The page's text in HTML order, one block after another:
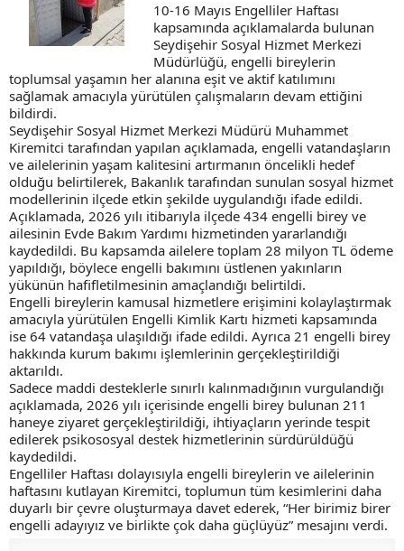
10-16 Mayıs Engelliler Haftası
kapsamında açıklamalarda bulunan
Seydişehir Sosyal Hizmet Merkezi
Müdürlüğü, engelli bireylerin
toplumsal yaşamın her alanına eşit ve aktif katılımını
sağlamak amacıyla yürütülen çalışmaların devam ettiğini
bildirdi.
Seydişehir Sosyal Hizmet Merkezi Müdürü Muhammet
Kiremitci tarafından yapılan açıklamada, engelli vatandaşların
ve ailelerinin yaşam kalitesini artırmanın öncelikli hedef
olduğu belirtilerek, Bakanlık tarafından sunulan sosyal hizmet
modellerinin ilçede etkin şekilde uygulandığı ifade edildi.
Açıklamada, 2026 yılı itibarıyla ilçede 434 engelli birey ve
ailesinin Evde Bakım Yardımı hizmetinden yararlandığı
kaydedildi. Bu kapsamda ailelere toplam 28 milyon TL ödeme
yapıldığı, böylece engelli bakımını üstlenen yakınların
yükünün hafifletilmesinin amaçlandığı belirtildi.
Engelli bireylerin kamusal hizmetlere erişimini kolaylaştırmak
amacıyla yürütülen Engelli Kimlik Kartı hizmeti kapsamında
ise 64 vatandaşa ulaşıldığı ifade edildi. Ayrıca 21 engelli birey
hakkında kurum bakımı işlemlerinin gerçekleştirildiği
aktarıldı.
Sadece maddi desteklerle sınırlı kalınmadığının vurgulandığı
açıklamada, 2026 yılı içerisinde engelli birey bulunan 211
haneye ziyaret gerçekleştirildiği, ihtiyaçların yerinde tespit
edilerek psikososyal destek hizmetlerinin sürdürüldüğü
kaydedildi.
Engelliler Haftası dolayısıyla engelli bireylerin ve ailelerinin
haftasını kutlayan Kiremitci, toplumun tüm kesimlerini daha
duyarlı bir çevre oluşturmaya davet ederek, “Her birimiz birer
engelli adayıyız ve birlikte çok daha güçlüyüz” mesajını verdi.